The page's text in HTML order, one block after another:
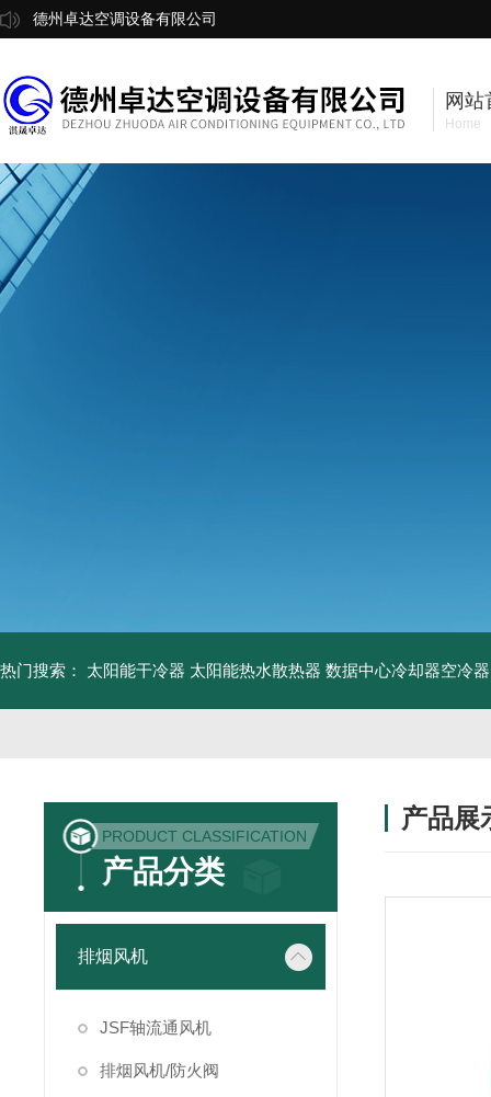
德州卓达空调设备有限公司
网站
Home
热门搜索： 太阳能干冷器 太阳能热水散热器 数据中心冷却器空冷器
PRODUCT CLASSIFICATION
产品分类
排烟风机
JSF轴流通风机
排烟风机/防火阀
产品展